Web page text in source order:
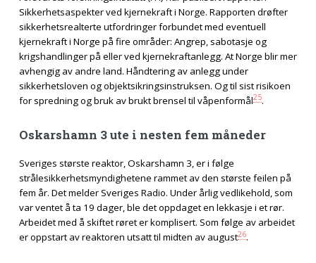
Sikkerhetsaspekter ved kjernekraft i Norge. Rapporten drøfter
sikkerhetsrealterte utfordringer forbundet med eventuell
kjernekraft i Norge på fire områder: Angrep, sabotasje og
krigshandlinger på eller ved kjernekraftanlegg. At Norge blir mer
avhengig av andre land. Håndtering av anlegg under
sikkerhetsloven og objektsikringsinstruksen. Og til sist risikoen
for spredning og bruk av brukt brensel til våpenformål25.
Oskarshamn 3 ute i nesten fem måneder
Sveriges største reaktor, Oskarshamn 3, er i følge
strålesikkerhetsmyndighetene rammet av den største feilen på
fem år. Det melder Sveriges Radio. Under årlig vedlikehold, som
var ventet å ta 19 dager, ble det oppdaget en lekkasje i et rør.
Arbeidet med å skiftet røret er komplisert. Som følge av arbeidet
er oppstart av reaktoren utsatt til midten av august26.